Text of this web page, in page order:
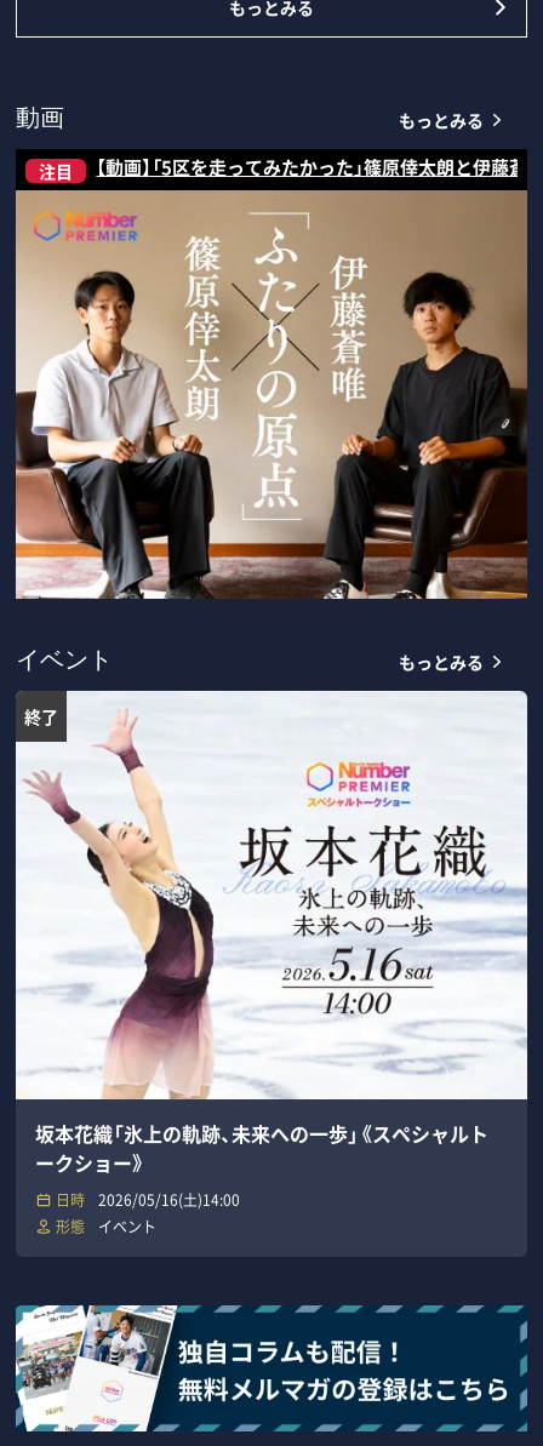
もっとみる
動画 もっとみる
注目 【動画】「5区を走ってみたかった」篠原倖太朗と伊藤
イベント もっとみる
終了
坂本花織「氷上の軌跡、未来への一歩」《スペシャルト
ークショー》
日時
2026/05/16(土)14:00
形態
イベント